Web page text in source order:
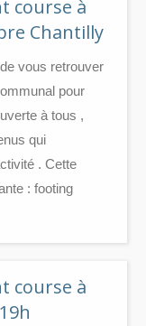
course à
Chantilly
vous retrouver
pour
à tous ,
qui
. Cette
: footing
course à